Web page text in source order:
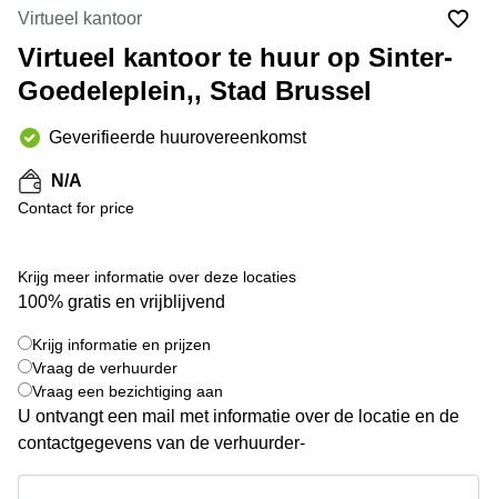
huren
Elsene
Brugge
Herentals
Aalst
Oostende
Mechelen
Coworking-
ruimtes te
huur in
Gent
Coworking
Niklaas
Vergaderzaal
Handelspand
Hasselt
Location
centre
d'affaires
à Mons
Huren
Virtueel kantoor
Virtueel kantoor te huur op Sinter-
Goedeleplein,, Stad Brussel
Geverifieerde huurovereenkomst
N/A
Contact for price
Krijg meer informatie over deze locaties
100% gratis en vrijblijvend
Krijg informatie en prijzen
Vraag de verhuurder
Vraag een bezichtiging aan
U ontvangt een mail met informatie over de locatie en de
contactgegevens van de verhuurder-